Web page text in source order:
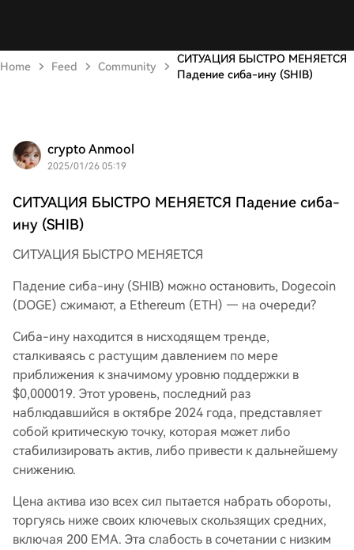
Home Feed Community
СИТУАЦИЯ БЫСТРО МЕНЯЕТСЯ
Падение сиба-ину (SHIB)
crypto Anmool
2025/01/26 05:19
СИТУАЦИЯ БЫСТРО МЕНЯЕТСЯ Падение сиба-
ину (SHIB)
СИТУАЦИЯ БЫСТРО МЕНЯЕТСЯ
Падение сиба-ину (SHIB) можно остановить, Dogecoin
(DOGE) сжимают, а Ethereum (ETH) — на очереди?
Сиба-ину находится в нисходящем тренде,
сталкиваясь с растущим давлением по мере
приближения к значимому уровню поддержки в
$0,000019. Этот уровень, последний раз
наблюдавшийся в октябре 2024 года, представляет
собой критическую точку, которая может либо
стабилизировать актив, либо привести к дальнейшему
снижению.
Цена актива изо всех сил пытается набрать обороты,
торгуясь ниже своих ключевых скользящих средних,
включая 200 EMA. Эта слабость в сочетании с низким